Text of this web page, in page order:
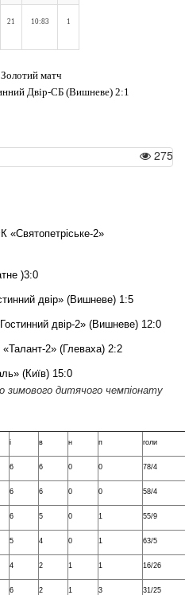
21 10:83 1
матч
Двір-СБ (Вишневе) 2:1
275
«Святопетріське-2»
)3:0
двір» (Вишневе) 1:5
двір-2» (Вишневе) 12:0
2» (Глеваха) 2:2
(Київ) 15:0
зимового дитячого чемпіонату
і в н п голи
6 6 0 0 78/4
6 6 0 0 58/4
6 5 0 1 55/9
5 4 0 1 63/5
4 2 1 1 16/26
6 2 1 3 31/25